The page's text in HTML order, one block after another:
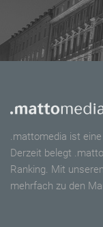
.mattomedia ist
Derzeit belegt
Ranking. Mit
mehrfach zu den